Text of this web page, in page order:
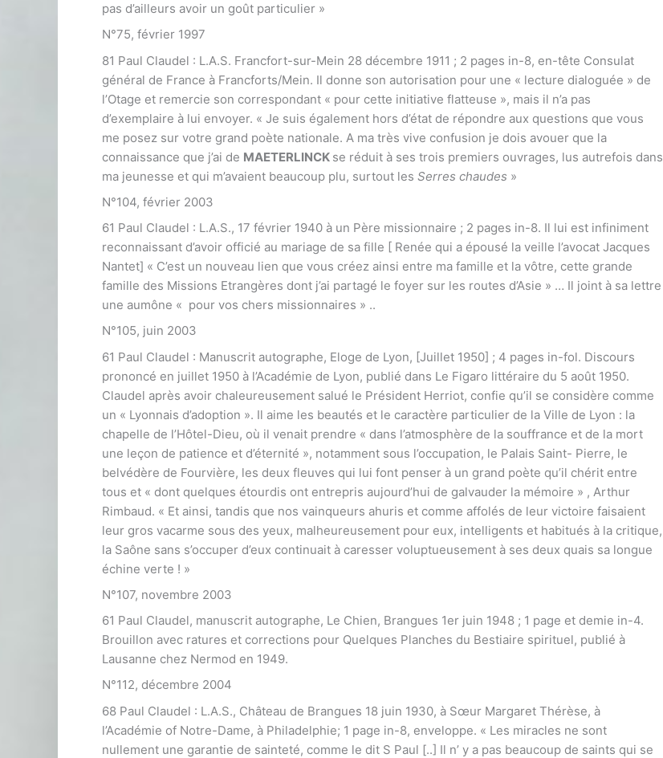
pas d’ailleurs avoir un goût particulier »
N°75, février 1997
81 Paul Claudel : L.A.S. Francfort-sur-Mein 28 décembre 1911 ; 2 pages in-8, en-tête Consulat
général de France à Francforts/Mein. Il donne son autorisation pour une « lecture dialoguée » de
l’Otage et remercie son correspondant « pour cette initiative flatteuse », mais il n’a pas
d’exemplaire à lui envoyer. « Je suis également hors d’état de répondre aux questions que vous
me posez sur votre grand poète nationale. A ma très vive confusion je dois avouer que la
connaissance que j’ai de MAETERLINCK se réduit à ses trois premiers ouvrages, lus autrefois dans
ma jeunesse et qui m’avaient beaucoup plu, surtout les Serres chaudes »
N°104, février 2003
61 Paul Claudel : L.A.S., 17 février 1940 à un Père missionnaire ; 2 pages in-8. Il lui est infiniment
reconnaissant d’avoir officié au mariage de sa fille [ Renée qui a épousé la veille l’avocat Jacques
Nantet] « C’est un nouveau lien que vous créez ainsi entre ma famille et la vôtre, cette grande
famille des Missions Etrangères dont j’ai partagé le foyer sur les routes d’Asie » … Il joint à sa lettre
une aumône « pour vos chers missionnaires » ..
N°105, juin 2003
61 Paul Claudel : Manuscrit autographe, Eloge de Lyon, [Juillet 1950] ; 4 pages in-fol. Discours
prononcé en juillet 1950 à l’Académie de Lyon, publié dans Le Figaro littéraire du 5 août 1950.
Claudel après avoir chaleureusement salué le Président Herriot, confie qu’il se considère comme
un « Lyonnais d’adoption ». Il aime les beautés et le caractère particulier de la Ville de Lyon : la
chapelle de l’Hôtel-Dieu, où il venait prendre « dans l’atmosphère de la souffrance et de la mort
une leçon de patience et d’éternité », notamment sous l’occupation, le Palais Saint- Pierre, le
belvédère de Fourvière, les deux fleuves qui lui font penser à un grand poète qu’il chérit entre
tous et « dont quelques étourdis ont entrepris aujourd’hui de galvauder la mémoire » , Arthur
Rimbaud. « Et ainsi, tandis que nos vainqueurs ahuris et comme affolés de leur victoire faisaient
leur gros vacarme sous des yeux, malheureusement pour eux, intelligents et habitués à la critique,
la Saône sans s’occuper d’eux continuait à caresser voluptueusement à ses deux quais sa longue
échine verte ! »
N°107, novembre 2003
61 Paul Claudel, manuscrit autographe, Le Chien, Brangues 1er juin 1948 ; 1 page et demie in-4.
Brouillon avec ratures et corrections pour Quelques Planches du Bestiaire spirituel, publié à
Lausanne chez Nermod en 1949.
N°112, décembre 2004
68 Paul Claudel : L.A.S., Château de Brangues 18 juin 1930, à Sœur Margaret Thérèse, à
l’Académie of Notre-Dame, à Philadelphie; 1 page in-8, enveloppe. « Les miracles ne sont
nullement une garantie de sainteté, comme le dit S Paul [..] Il n’ y a pas beaucoup de saints qui se